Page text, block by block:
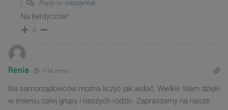
Reply to cieszyniok
Na Berdyczów!
0
Renia 6 lat temu
Na samorządowców można liczyć jak widać, Wielkie Wam dzięki
w imieniu całej grupy i naszych rodzin. Zapraszamy na nasze